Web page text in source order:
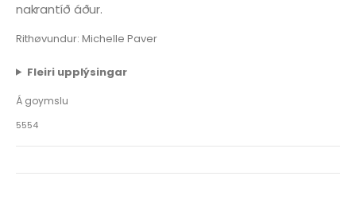
nakrantíð áður.
Rithøvundur: Michelle Paver
Fleiri upplýsingar
Á goymslu
5554